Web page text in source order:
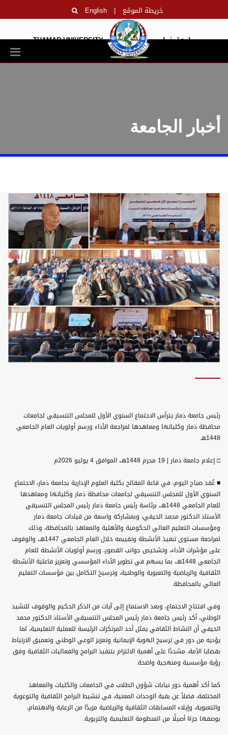
خريطة الموقع |
English
جامعة ذمار THAMAR UNIVERSITY
أخبار الجامعة
رئيس جامعة ذمار يترأس الاجتماع السنوي الأول للمجلس التنسيقي لجامعات
محافظة ذمار وكلياتها ومعاهدها لمراجعة الأداء ورسم أولويات العام الجامعي
1448هـ
□ إعلام جامعة ذمار | 19 محرم 1448هـ، الموافق 4 يوليو 2026م
■ عُقد صباح اليوم، في قاعة المقالح بكلية العلوم الإدارية بجامعة ذمار، الاجتماع
السنوي الأول للمجلس التنسيقي لجامعات محافظة ذمار وكلياتها ومعاهدها
للعام الجامعي 1448هـ، برئاسة رئيس جامعة ذمار رئيس المجلس التنسيقي
الأستاذ الدكتور محمد الحيفي، وبمشاركة واسعة من قيادات جامعة ذمار
ومؤسسات التعليم العالي الحكومية والأهلية والمعاهد بالمحافظة، وذلك
لمراجعة مستوى تنفيذ الأنشطة وتقييمه خلال العام الجامعي 1447هـ، والوقوف
على مؤشرات الأداء، وتشخيص جوانب القصور، ورسم أولويات الأنشطة للعام
الجامعي 1448هـ، بما يسهم في تطوير الأداء المؤسسي وتعزيز فاعلية الأنشطة
الثقافية والرياضية والتعبوية والوطنية، وترسيخ التكامل بين مؤسسات التعليم
العالي بالمحافظة.
وفي افتتاح الاجتماع، وبعد الاستماع إلى آيات من الذكر الحكيم والوقوف للنشيد
الوطني، أكد رئيس جامعة ذمار رئيس المجلس التنسيقي الأستاذ الدكتور محمد
الحيفي أن النشاط الثقافي يمثل أحد المرتكزات الرئيسة للعملية التعليمية، لما
يؤديه من دور في ترسيخ الهوية الإيمانية وتعزيز الوعي الوطني وتعميق الارتباط
بقضايا الأمة، مشددًا على أهمية الالتزام بتنفيذ البرامج والفعاليات الثقافية وفق
رؤية مؤسسية ومنهجية واضحة.
كما أكد أهمية دور نيابات شؤون الطلاب في الجامعات والكليات والمعاهد
المختلفة، فضلاً عن بقية الوحدات المعنية، في تنشيط البرامج الثقافية والتوعوية
والتعبوية، وإيلاء المسابقات الثقافية والرياضية مزيدًا من الرعاية والاهتمام،
بوصفها جزءًا أصيلًا من المنظومة التعليمية والتربوية.